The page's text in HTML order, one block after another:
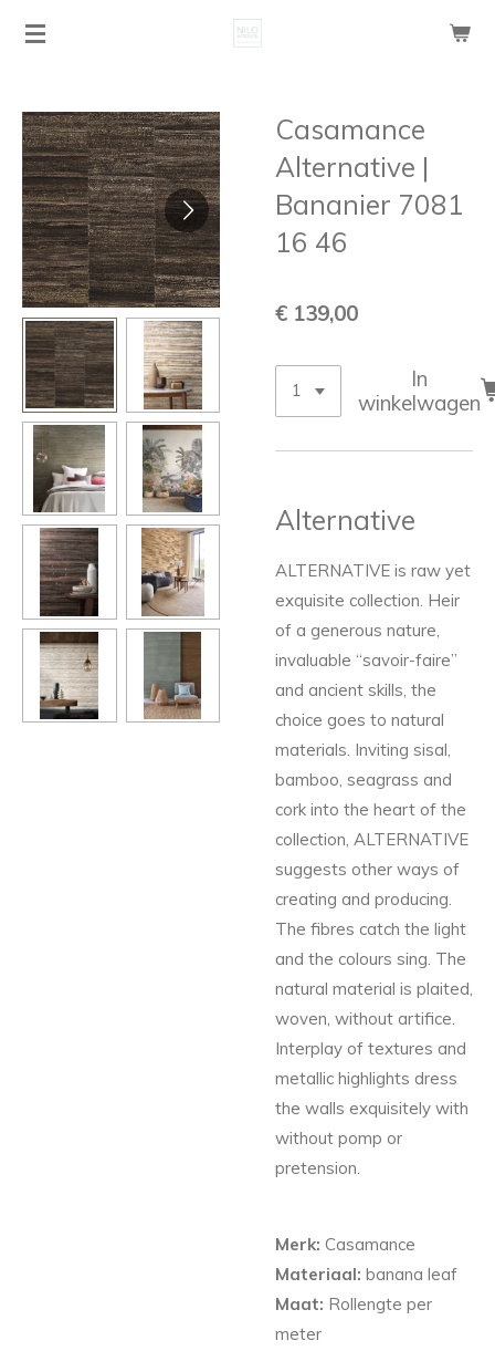
Ga
de
hoofdinhoud
Casamance
Alternative |
Bananier 7081
16 46
€ 139,00
In
winkelwagen
Alternative
ALTERNATIVE is raw yet
exquisite collection. Heir
of a generous nature,
invaluable “savoir-faire”
and ancient skills, the
choice goes to natural
materials. Inviting sisal,
bamboo, seagrass and
cork into the heart of the
collection, ALTERNATIVE
suggests other ways of
creating and producing.
The fibres catch the light
and the colours sing. The
natural material is plaited,
woven, without artifice.
Interplay of textures and
metallic highlights dress
the walls exquisitely with
without pomp or
pretension.
Merk: Casamance
Materiaal: banana leaf
Maat: Rollengte per
meter